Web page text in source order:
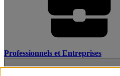
Professionnels et Entreprises